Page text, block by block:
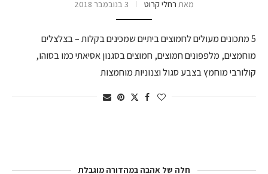
מאת רחלי קרוט 3 בנובמבר 2018
5 מתכונים מעולים לחמוצים ביתיים שמכינים בקלות – בצלצלים
מוחמצים, מלפפונים חמוצים, חמוצים בסגנון אסיאתי כמו בסוהו,
קולורבי מוחמץ בצבע סגול וצנוניות מוחמצות
חלה של אהבה במהדורה מוגבלת